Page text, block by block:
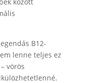
B12-
lenne teljes ez
vörös